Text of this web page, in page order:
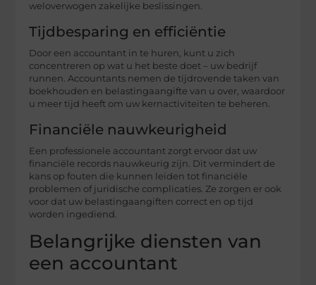
weloverwogen zakelijke beslissingen.
Tijdbesparing en efficiëntie
Door een accountant in te huren, kunt u zich
concentreren op wat u het beste doet – uw bedrijf
runnen. Accountants nemen de tijdrovende taken van
boekhouden en belastingaangifte van u over, waardoor
u meer tijd heeft om uw kernactiviteiten te beheren.
Financiële nauwkeurigheid
Een professionele accountant zorgt ervoor dat uw
financiële records nauwkeurig zijn. Dit vermindert de
kans op fouten die kunnen leiden tot financiële
problemen of juridische complicaties. Ze zorgen er ook
voor dat uw belastingaangiften correct en op tijd
worden ingediend.
Belangrijke diensten van
een accountant